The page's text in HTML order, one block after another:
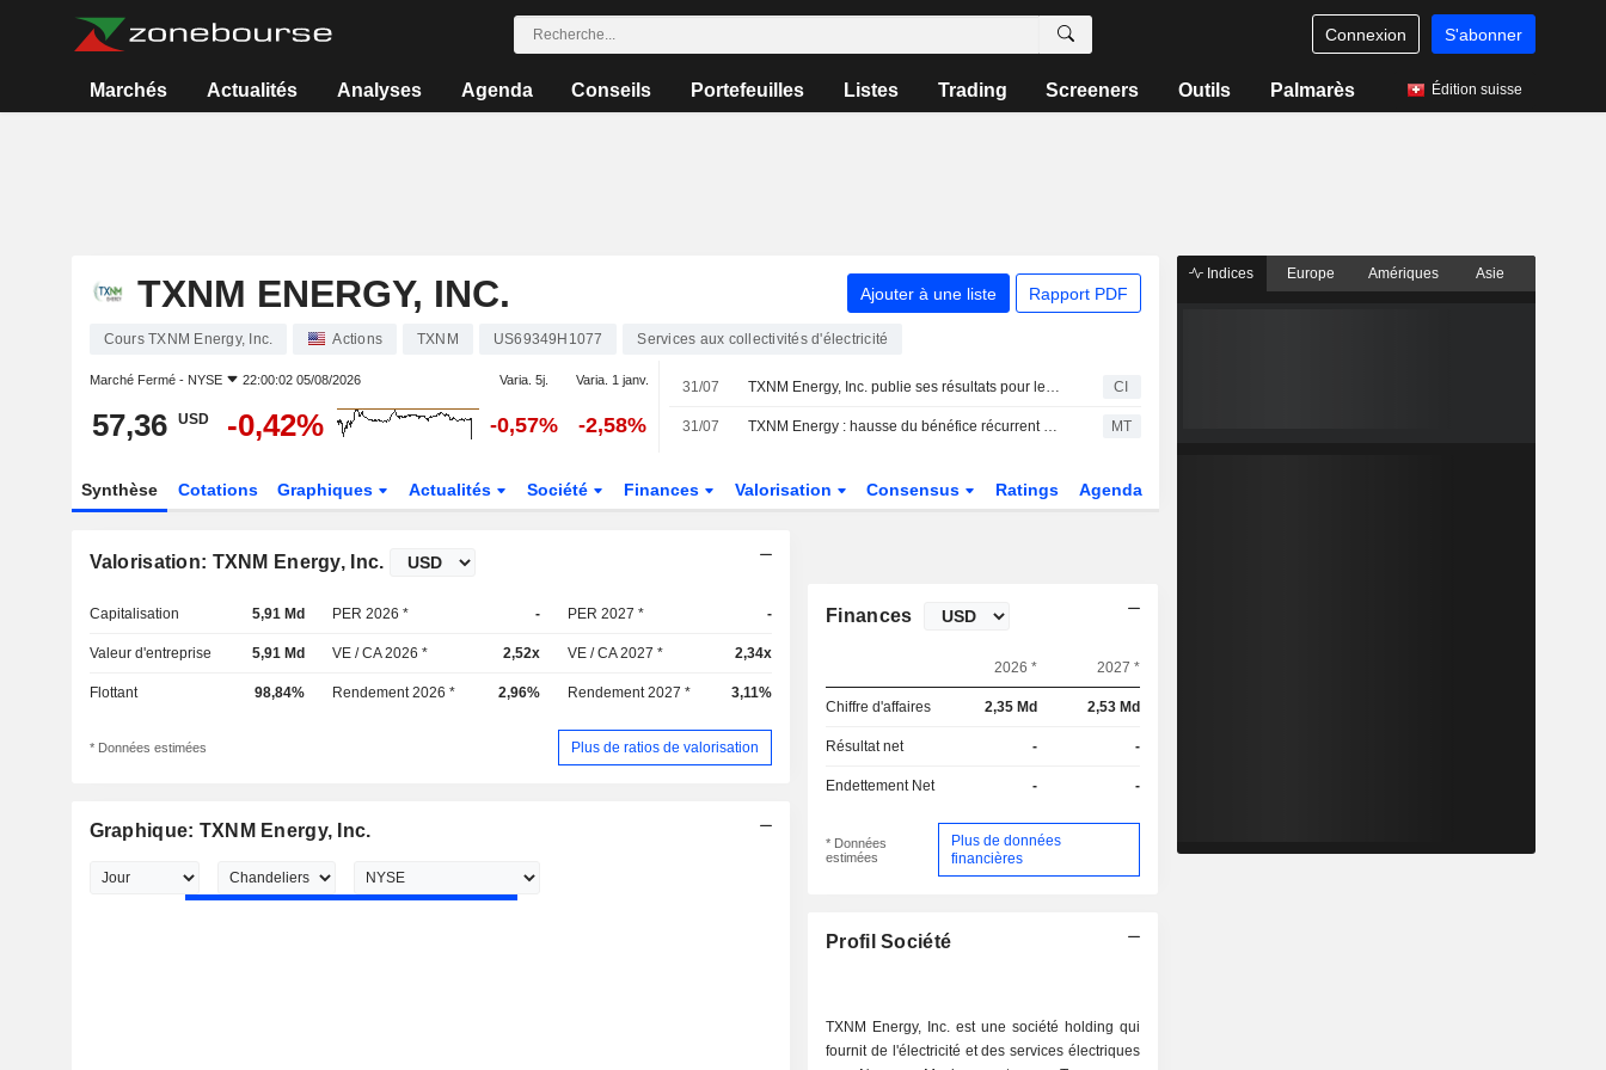
Connexion S'abonner
Marchés Actualités Analyses Agenda Conseils Portefeuilles Listes Trading Screeners Outils Palmarès Édition suisse
TXNM ENERGY, INC. Ajouter à une liste Rapport PDF
Cours TXNM Energy, Inc. Actions TXNM US69349H1077 Services aux collectivités d'électricité
Marché Fermé - NYSE 22:00:02 05/08/2026 Varia. 5j. Varia. 1 janv.
57,36 USD -0,42% -0,57% -2,58%
31/07 TXNM Energy, Inc. publie ses résultats pour le deuxième trimestre et le premier semestre clos le 30 juin 2026 CI
31/07 TXNM Energy : hausse du bénéfice récurrent et du chiffre d'affaires au deuxième trimestre MT
Synthèse Cotations Graphiques Actualités Société Finances Valorisation Consensus Ratings Agenda
Valorisation: TXNM Energy, Inc.
Capitalisation 5,91 Md PER 2026 * - PER 2027 * -
Valeur d'entreprise 5,91 Md VE / CA 2026 * 2,52x VE / CA 2027 * 2,34x
Flottant 98,84% Rendement 2026 * 2,96% Rendement 2027 * 3,11%
* Données estimées Plus de ratios de valorisation
Graphique: TXNM Energy, Inc.
Finances
2026 * 2027 *
Chiffre d'affaires 2,35 Md 2,53 Md
Résultat net - -
Endettement Net - -
* Données
estimées
Plus de données
financières
Profil Société
TXNM Energy, Inc. est une société holding qui
fournit de l'électricité et des services électriques
Indices Europe Amériques Asie